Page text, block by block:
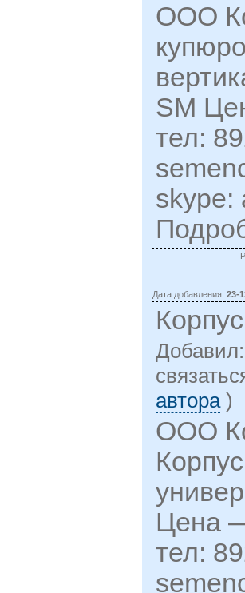
ООО
SM
тел:
skype:
Дата добавления:23-
Корпус
автора)
ООО
Цена
тел: